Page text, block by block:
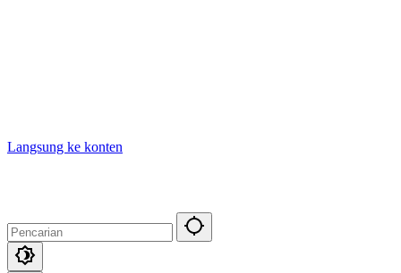
Langsung ke konten